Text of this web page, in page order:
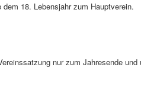
18. Lebensjahr zum Hauptverein.
nur zum Jahresende